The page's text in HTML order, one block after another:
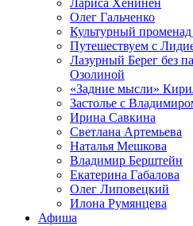
Лариса Хенинен
Олег Гальченко
Культурный
Путешествуем с
Лазурный Берег без
Озолиной
«Задние мысли»
Застолье с
Ирина Савкина
Светлана Артемьева
Наталья Мешкова
Владимир Берштейн
Екатерина Габалова
Олег Липовецкий
Илона Румянцева
Афиша